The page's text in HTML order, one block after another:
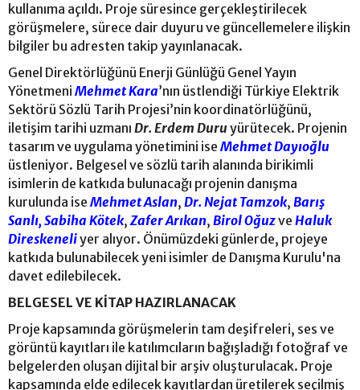
kullanıma açıldı. Proje süresince gerçekleştirilecek
görüşmelere, sürece dair duyuru ve güncellemelere ilişkin
bilgiler bu adresten takip yayınlanacak.
Genel Direktörlüğünü Enerji Günlüğü Genel Yayın
Yönetmeni Mehmet Kara’nın üstlendiği Türkiye Elektrik
Sektörü Sözlü Tarih Projesi’nin koordinatörlüğünü,
iletişim tarihi uzmanı Dr. Erdem Duruyürütecek. Projenin
tasarım ve uygulama yönetimini ise Mehmet Dayıoğlu
üstleniyor. Belgesel ve sözlü tarih alanında birikimli
isimlerin de katkıda bulunacağı projenin danışma
kurulunda ise Mehmet Aslan, Dr. Nejat Tamzok, Barış
Sanlı, Sabiha Kötek,Zafer Arıkan, Birol Oğuzve Haluk
Direskeneliyer alıyor. Önümüzdeki günlerde, projeye
katkıda bulunabilecek yeni isimler de Danışma Kurulu'na
davet edilebilecek.
BELGESEL VE KİTAP HAZIRLANACAK
Proje kapsamında görüşmelerin tam deşifreleri, ses ve
görüntü kayıtları ile katılımcıların bağışladığı fotoğraf ve
belgelerden oluşan dijital bir arşiv oluşturulacak. Proje
kapsamında elde edilecek kayıtlardan üretilerek seçilmiş